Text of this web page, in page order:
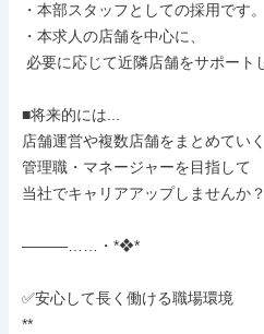
・本部スタッフとしての採用です。
・本求人の店舗を中心に、
■将来的には...
店舗運営や複数店舗をまとめていく
管理職・マネージャーを目指して
当社でキャリアアップしませんか？
―――……・*❖*
✅安心して長く働ける職場環境
**